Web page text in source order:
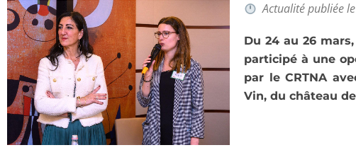
Actualité publiée
Du 24 au 26
participé à une
par le CRTNA
Vin, du château